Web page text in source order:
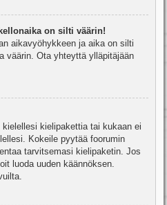
on silti väärin!
aikavyöhykkeen ja aika on silti
väärin. Ota yhteyttä ylläpitäjään
kielipakettia tai kukaan ei
Kokeile pyytää foorumin
tarvitsemasi kielipaketin. Jos
luoda uuden käännöksen.